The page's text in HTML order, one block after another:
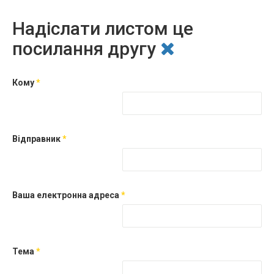
Надіслати листом це
посилання другу
Кому*
Відправник*
Ваша електронна адреса *
Тема *